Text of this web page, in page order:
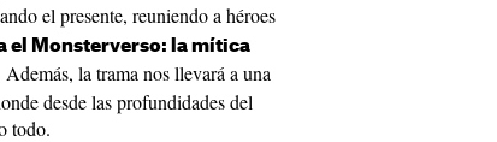
el presente, reuniendo a héroes
el Monsterverso: la mítica
Además, la trama nos llevará a una
desde las profundidades del
todo.